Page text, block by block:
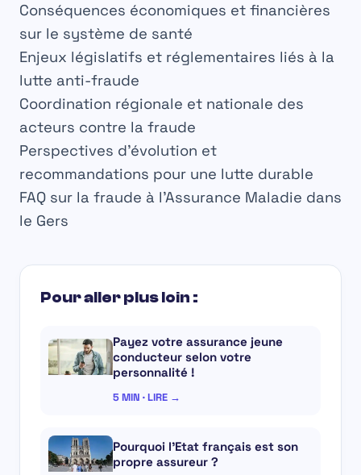
Conséquences économiques et financières
sur le système de santé
Enjeux législatifs et réglementaires liés à la
lutte anti-fraude
Coordination régionale et nationale des
acteurs contre la fraude
Perspectives d’évolution et
recommandations pour une lutte durable
FAQ sur la fraude à l’Assurance Maladie dans
le Gers
Pour aller plus loin :
Payez votre assurance jeune
conducteur selon votre
personnalité !
5 MIN · LIRE →
Pourquoi l’Etat français est son
propre assureur ?